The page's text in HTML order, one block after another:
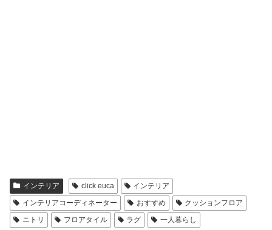
インテリア click euca
インテリア
インテリアコーディネーター
おすすめ
クッションフロア
ニトリ
フロアタイル ラグ 一人暮らし